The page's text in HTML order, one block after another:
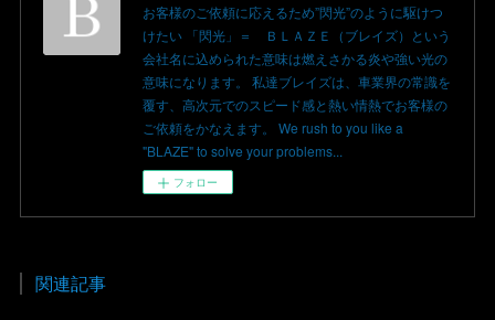
お客様のご依頼に応えるため”閃光”のように駆けつ
けたい 「閃光」＝ ＢＬＡＺＥ（ブレイズ）という
会社名に込められた意味は燃えさかる炎や強い光の
意味になります。 私達ブレイズは、車業界の常識を
覆す、高次元でのスピード感と熱い情熱でお客様の
ご依頼をかなえます。 We rush to you like a
"BLAZE" to solve your problems...
フォロー
関連記事